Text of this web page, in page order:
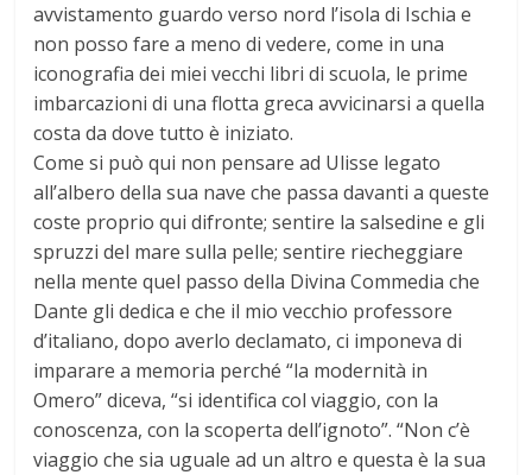
avvistamento guardo verso nord l’isola di Ischia e
non posso fare a meno di vedere, come in una
iconografia dei miei vecchi libri di scuola, le prime
imbarcazioni di una flotta greca avvicinarsi a quella
costa da dove tutto è iniziato.
Come si può qui non pensare ad Ulisse legato
all’albero della sua nave che passa davanti a queste
coste proprio qui difronte; sentire la salsedine e gli
spruzzi del mare sulla pelle; sentire riecheggiare
nella mente quel passo della Divina Commedia che
Dante gli dedica e che il mio vecchio professore
d’italiano, dopo averlo declamato, ci imponeva di
imparare a memoria perché “la modernità in
Omero” diceva, “si identifica col viaggio, con la
conoscenza, con la scoperta dell’ignoto”. “Non c’è
viaggio che sia uguale ad un altro e questa è la sua